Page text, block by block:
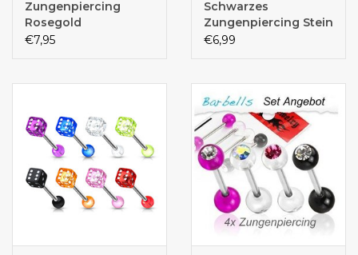
Zungenpiercing
Rosegold
€7,95
Schwarzes
Zungenpiercing Stein
€6,99